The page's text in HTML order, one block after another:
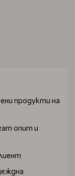
продукти на
опит и